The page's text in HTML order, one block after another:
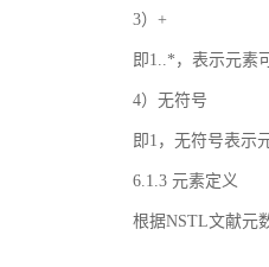
3）+
即1..*，表示元素
4）无符号
即1，无符号表示
6.1.3 元素定义
根据NSTL文献元